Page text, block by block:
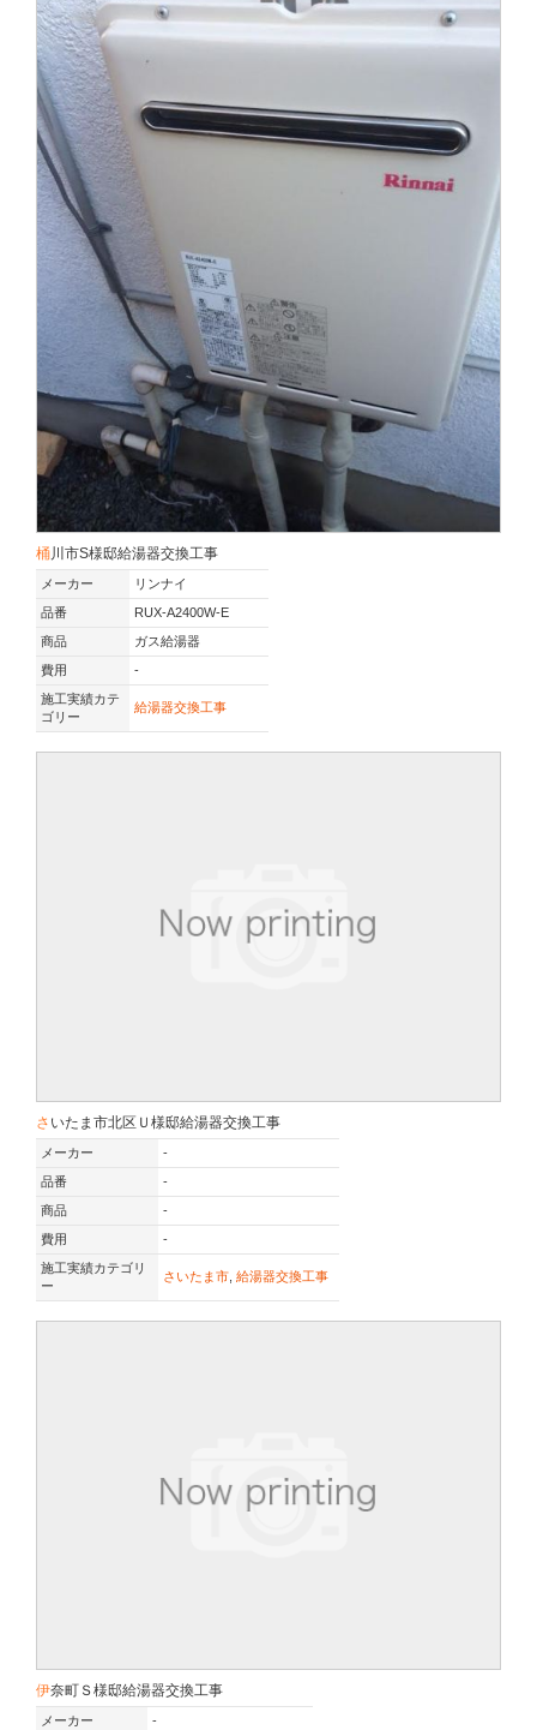
桶川市S様邸給湯器交換工事
メーカー
リンナイ
品番
RUX-A2400W-E
商品
ガス給湯器
費用
-
施工実績カテ
ゴリー
給湯器交換工事
さいたま市北区Ｕ様邸給湯器交換工事
メーカー
-
品番
-
商品
-
費用
-
施工実績カテゴリ
ー
さいたま市 給湯器交換工事
伊奈町Ｓ様邸給湯器交換工事
メーカー
-